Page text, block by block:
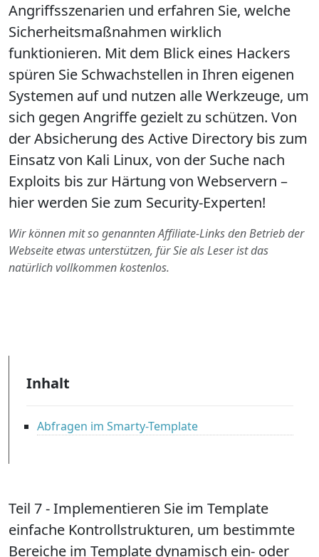
Angriffsszenarien und erfahren Sie, welche
Sicherheitsmaßnahmen wirklich
funktionieren. Mit dem Blick eines Hackers
spüren Sie Schwachstellen in Ihren eigenen
Systemen auf und nutzen alle Werkzeuge, um
sich gegen Angriffe gezielt zu schützen. Von
der Absicherung des Active Directory bis zum
Einsatz von Kali Linux, von der Suche nach
Exploits bis zur Härtung von Webservern –
hier werden Sie zum Security-Experten!
Wir können mit so genannten Affiliate-Links den Betrieb der
Webseite etwas unterstützen, für Sie als Leser ist das
natürlich vollkommen kostenlos.
Inhalt
Abfragen im Smarty-Template
Teil 7 - Implementieren Sie im Template
einfache Kontrollstrukturen, um bestimmte
Bereiche im Template dynamisch ein- oder